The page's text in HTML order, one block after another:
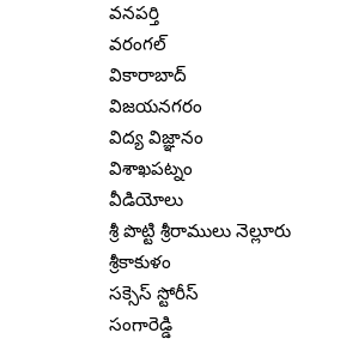
వనపర్తి
వరంగల్
వికారాబాద్
విజయనగరం
విద్య విజ్ఞానం
విశాఖపట్నం
వీడియోలు
శ్రీ పొట్టి శ్రీరాములు నెల్లూరు
శ్రీకాకుళం
సక్సెస్ స్టోరీస్
సంగారెడ్డి